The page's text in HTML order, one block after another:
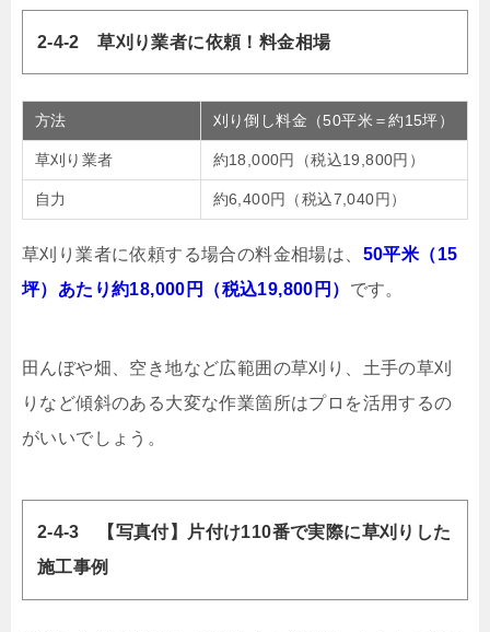
2-4-2 草刈り業者に依頼！料金相場
方法 刈り倒し料金（50平米＝約15坪）
草刈り業者 約18,000円（税込19,800円）
自力 約6,400円（税込7,040円）
草刈り業者に依頼する場合の料金相場は、 50平米（15
坪）あたり約18,000円（税込19,800円） です。
田んぼや畑、空き地など広範囲の草刈り、土手の草刈
りなど傾斜のある大変な作業箇所はプロを活用するの
がいいでしょう。
2-4-3 【写真付】片付け110番で実際に草刈りした
施工事例